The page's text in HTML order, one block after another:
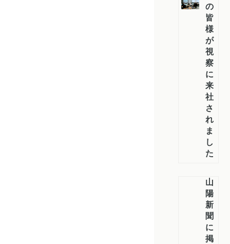
の
皆
様
が
視
察
に
来
社
さ
れ
ま
し
た
山
陽
新
聞
に
掲